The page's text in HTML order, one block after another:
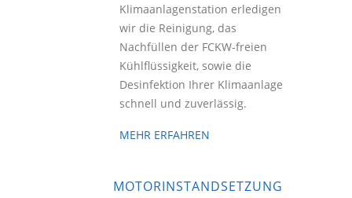
Klimaanlagenstation erledigen
wir die Reinigung, das
Nachfüllen der FCKW-freien
Kühlflüssigkeit, sowie die
Desinfektion Ihrer Klimaanlage
schnell und zuverlässig.
MEHR ERFAHREN
MOTORINSTANDSETZUNG